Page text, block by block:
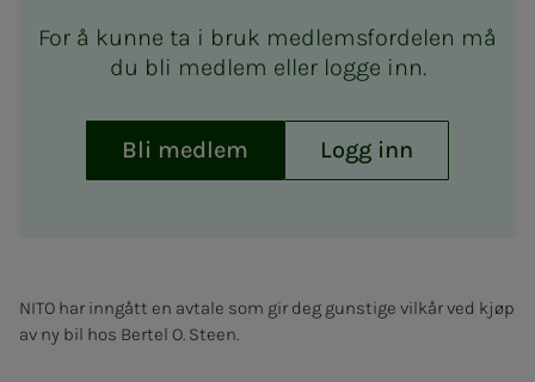
For å kunne ta i bruk medlemsfordelen må
du bli medlem eller logge inn.
Bli medlem Logg inn
NITO har inngått en avtale som gir deg gunstige vilkår ved kjøp
av ny bil hos Bertel O. Steen.